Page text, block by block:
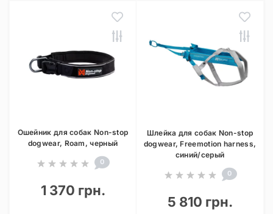
Ошейник для собак Non-stop
dogwear, Roam, черный
0
1 370 грн.
Шлейка для собак Non-stop
dogwear, Freemotion harness,
синий/серый
0
5 810 грн.